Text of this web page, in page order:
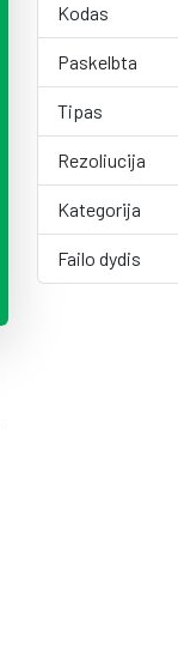
Kodas
Paskelbta
Tipas
Rezoliucija
Kategorija
Failo dydis